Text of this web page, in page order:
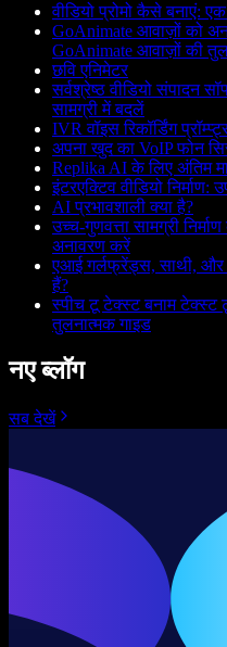
वीडियो प्रोमो कैसे बनाएं: एक
GoAnimate आवाज़ों को
GoAnimate आवाज़ों की
छवि एनिमेटर
सर्वश्रेष्ठ वीडियो संपादन
सामग्री में बदलें
IVR वॉइस रिकॉर्डिंग
अपना खुद का VoIP फोन
Replika AI के लिए अंतिम
इंटरएक्टिव वीडियो
AI प्रभावशाली क्या है?
उच्च-गुणवत्ता सामग्री
अनावरण करें
एआई गर्लफ्रेंड्स, साथी, और
हैं?
स्पीच टू टेक्स्ट बनाम टेक्स्ट
तुलनात्मक गाइड
नए ब्लॉग
सब देखें